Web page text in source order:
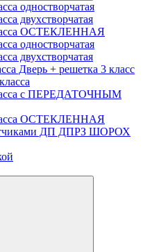
одностворчатая
двухстворчатая
ОСТЕКЛЕННАЯ
одностворчатая
двухстворчатая
Дверь + решетка 3 класс
с ПЕРЕДАТОЧНЫМ
ОСТЕКЛЕННАЯ
ДП ДПРЗ ШОРОХ